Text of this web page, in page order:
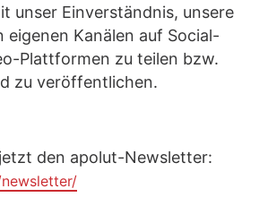
unser Einverständnis, unsere
eigenen Kanälen auf Social-
Plattformen zu teilen bzw.
zu veröffentlichen.
den apolut-Newsletter: